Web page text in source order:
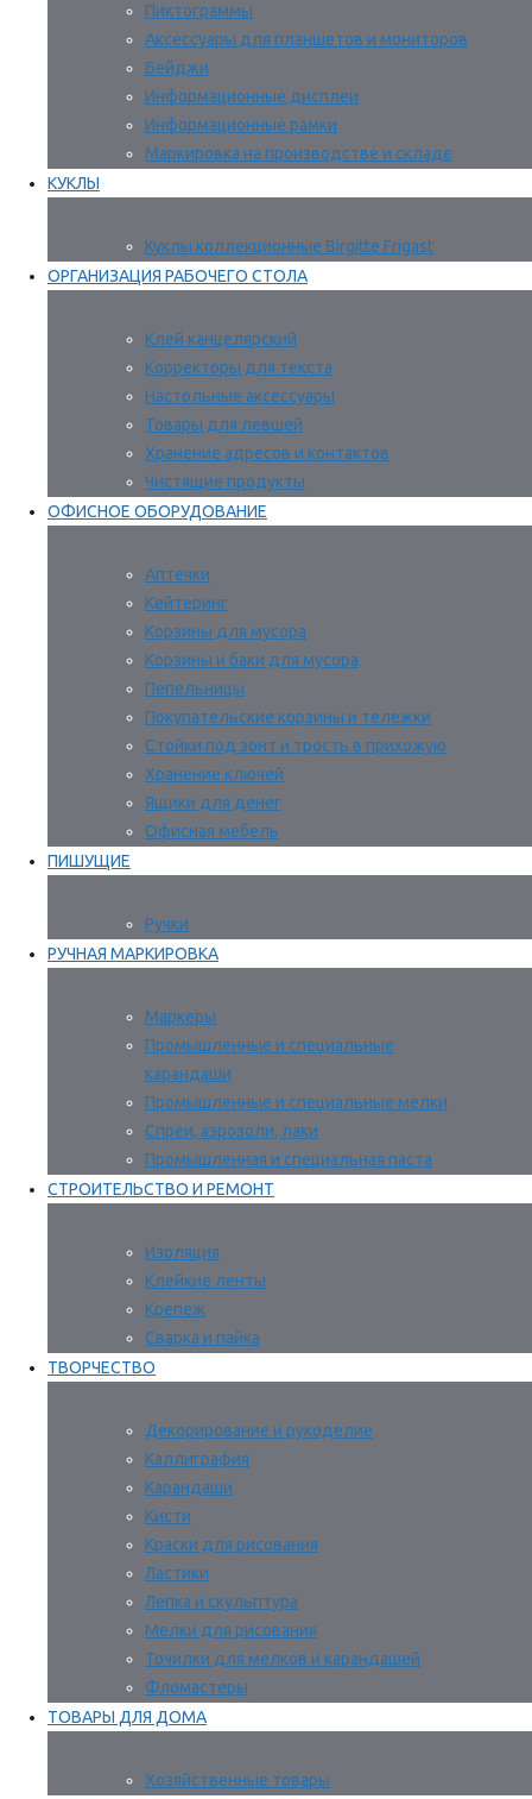
Пиктограммы
Аксессуары для планшетов и мониторов
Бейджи
Информационные дисплеи
Информационные рамки
Маркировка на производстве и складе
КУКЛЫ
Куклы коллекционные Birgitte Frigast
ОРГАНИЗАЦИЯ РАБОЧЕГО СТОЛА
Клей канцелярский
Корректоры для текста
Настольные аксессуары
Товары для левшей
Хранение адресов и контактов
Чистящие продукты
ОФИСНОЕ ОБОРУДОВАНИЕ
Аптечки
Кейтеринг
Корзины для мусора
Корзины и баки для мусора
Пепельницы
Покупательские корзины и тележки
Стойки под зонт и трость в прихожую
Хранение ключей
Ящики для денег
Офисная мебель
ПИШУЩИЕ
Ручки
РУЧНАЯ МАРКИРОВКА
Маркеры
Промышленные и специальные
карандаши
Промышленные и специальные мелки
Спреи, аэрозоли, лаки
Промышленная и специальная паста
СТРОИТЕЛЬСТВО И РЕМОНТ
Изоляция
Клейкие ленты
Крепеж
Сварка и пайка
ТВОРЧЕСТВО
Декорирование и рукоделие
Каллиграфия
Карандаши
Кисти
Краски для рисования
Ластики
Лепка и скульптура
Мелки для рисования
Точилки для мелков и карандашей
Фломастеры
ТОВАРЫ ДЛЯ ДОМА
Хозяйственные товары